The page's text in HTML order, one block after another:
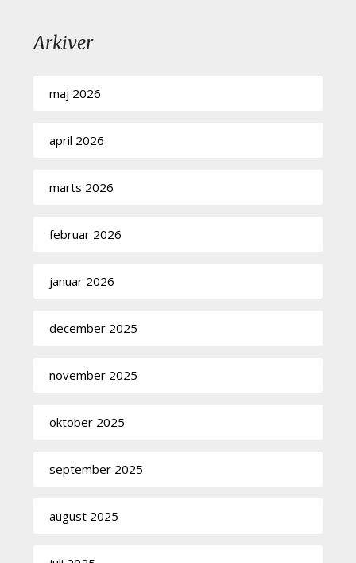
Arkiver
maj 2026
april 2026
marts 2026
februar 2026
januar 2026
december 2025
november 2025
oktober 2025
september 2025
august 2025